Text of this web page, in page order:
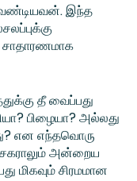
இந்த
சாதாரணமாக
தீ வைப்பது
பிழையா? அல்லது
என எந்தவொரு
அன்றைய
மிகவும் சிரமமான